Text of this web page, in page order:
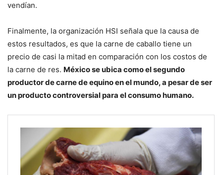
vendían.
Finalmente, la organización HSI señala que la causa de
estos resultados, es que la carne de caballo tiene un
precio de casi la mitad en comparación con los costos de
la carne de res. México se ubica como el segundo
productor de carne de equino en el mundo, a pesar de ser
un producto controversial para el consumo humano.